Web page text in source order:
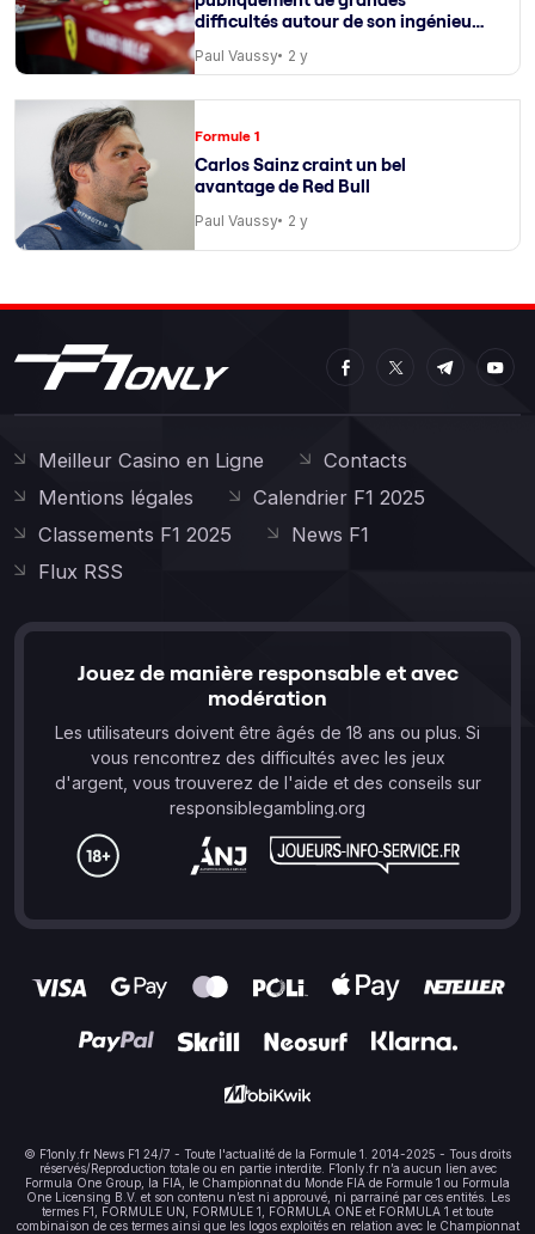
difficultés autour de son ingénieur
Paul Vaussy 2 y
Formule 1
Carlos Sainz craint un bel
avantage de Red Bull
Paul Vaussy 2 y
Meilleur Casino en Ligne
Contacts
Mentions légales
Calendrier F1 2025
Classements F1 2025
News F1
Flux RSS
Jouez de manière responsable et avec
modération
Les utilisateurs doivent être âgés de 18 ans ou plus. Si
vous rencontrez des difficultés avec les jeux
d'argent, vous trouverez de l'aide et des conseils sur
responsiblegambling.org
© F1only.fr News F1 24/7 - Toute l'actualité de la Formule 1. 2014-2025 - Tous droits
réservés/Reproduction totale ou en partie interdite. F1only.fr n’a aucun lien avec
Formula One Group, la FIA, le Championnat du Monde FIA de Formule 1 ou Formula
One Licensing B.V. et son contenu n’est ni approuvé, ni parrainé par ces entités. Les
termes F1, FORMULE UN, FORMULE 1, FORMULA ONE et FORMULA 1 et toute
combinaison de ces termes ainsi que les logos exploités en relation avec le Championnat